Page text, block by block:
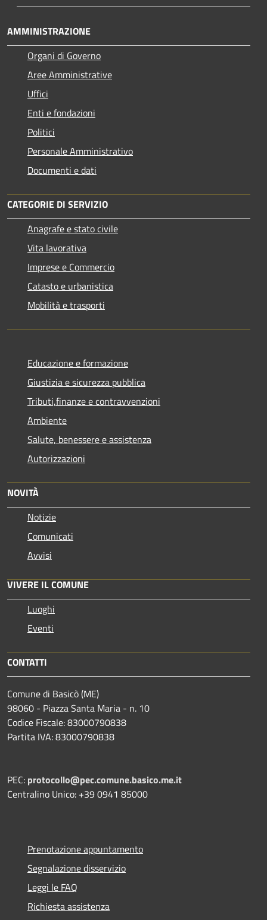
AMMINISTRAZIONE
Organi di Governo
Aree Amministrative
Uffici
Enti e fondazioni
Politici
Personale Amministrativo
Documenti e dati
CATEGORIE DI SERVIZIO
Anagrafe e stato civile
Vita lavorativa
Imprese e Commercio
Catasto e urbanistica
Mobilità e trasporti
Educazione e formazione
Giustizia e sicurezza pubblica
Tributi,finanze e contravvenzioni
Ambiente
Salute, benessere e assistenza
Autorizzazioni
NOVITÀ
Notizie
Comunicati
Avvisi
VIVERE IL COMUNE
Luoghi
Eventi
CONTATTI
Comune di Basicò (ME)
98060 - Piazza Santa Maria - n. 10
Codice Fiscale: 83000790838
Partita IVA: 83000790838
PEC: protocollo@pec.comune.basico.me.it
Centralino Unico: +39 0941 85000
Prenotazione appuntamento
Segnalazione disservizio
Leggi le FAQ
Richiesta assistenza